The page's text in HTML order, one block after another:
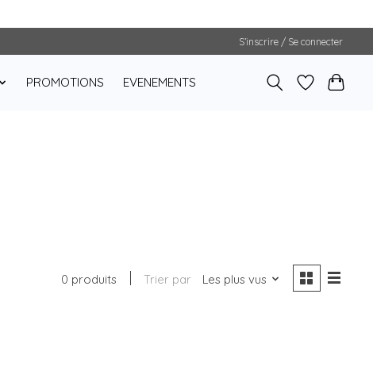
S’inscrire / Se connecter
PROMOTIONS EVENEMENTS
0 produits Trier par Les plus vus